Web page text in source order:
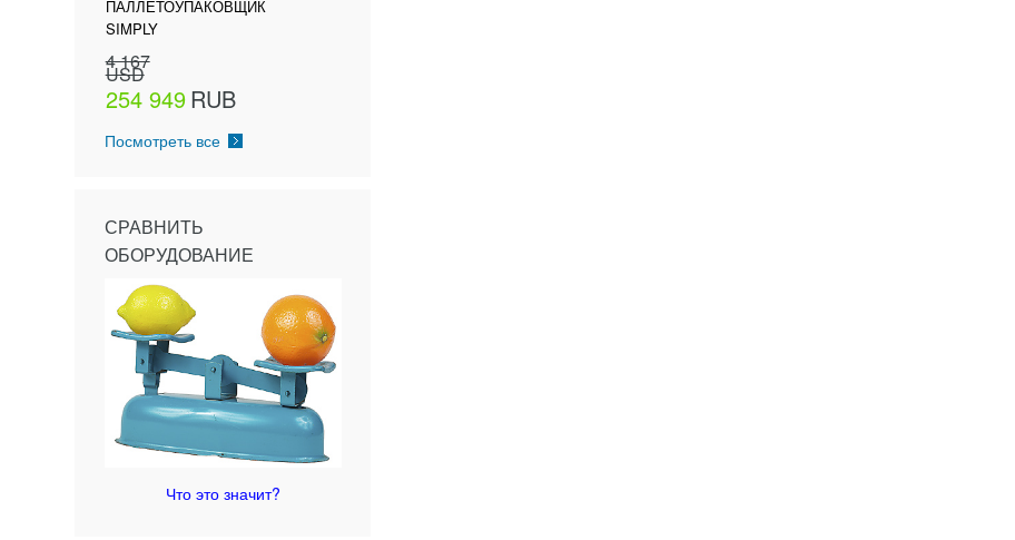
ПАЛЛЕТОУПАКОВЩИК
SIMPLY
4 167
USD
254 949RUB
Посмотреть все
СРАВНИТЬ
ОБОРУДОВАНИЕ
Что это значит?